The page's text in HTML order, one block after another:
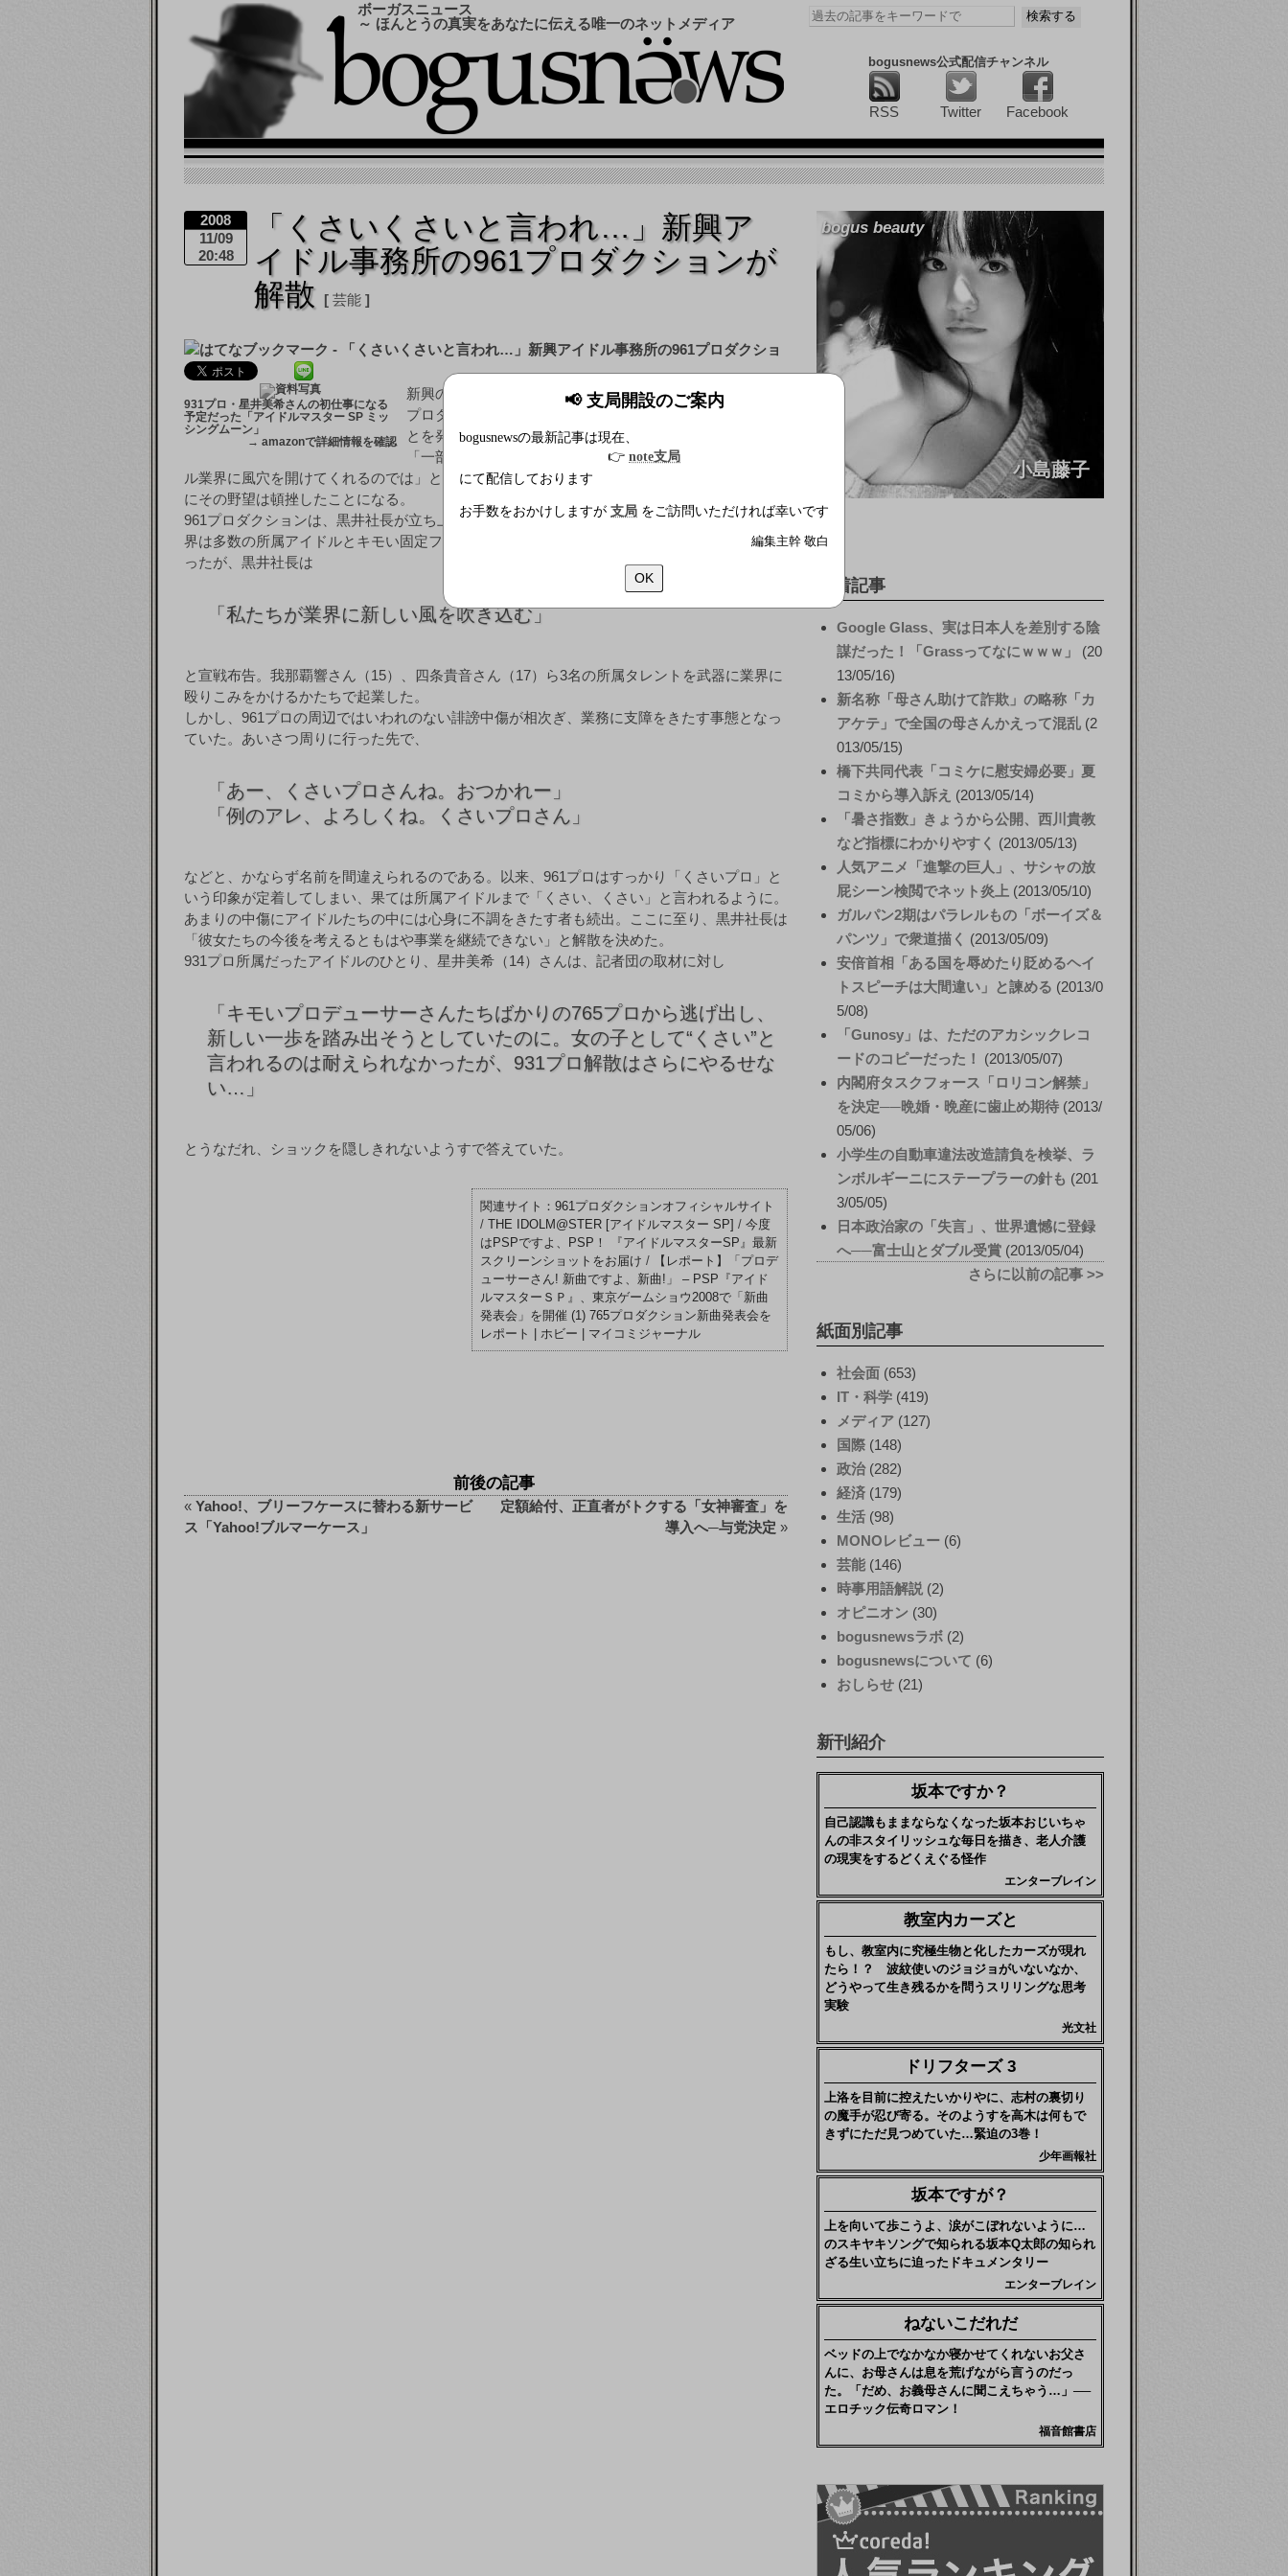
📢 支局開設のご案内
bogusnewsの最新記事は現在、
👉 note支局
にて配信しております
お手数をおかけしますが 支局 をご訪問いただければ幸いです
編集主幹 敬白
OK
ボーガスニュース
～ ほんとうの真実をあなたに伝える唯一のネットメディア
bogusnews公式配信チャンネル
RSS Twitter Facebook
2008
11/09
20:48
「くさいくさいと言われ…」新興ア
イドル事務所の961プロダクションが
解散
芸能
931プロ・星井美希さんの初仕事になる
予定だった「アイドルマスター SP ミッ
シングムーン」
→ amazonで詳細情報を確認
新興のアイドル事務所として動静が注目されていた「961
プロダクション」は9日、同日付で事業を停止し解散するこ
とを発表した。同社は今年に入って開業したばかりで、
「一部プロダクションによって独占されている女子アイド
ル業界に風穴を開けてくれるのでは」と期待されていたが、実質的な活動のほとんどないまま
にその野望は頓挫したことになる。
961プロダクションは、黒井社長が立ち上げた新進気鋭のアイドル事務所。女子アイドルの世
界は多数の所属アイドルとキモい固定ファンを擁する「765プロ」により事実上独占状態にあ
ったが、黒井社長は
「 私たちが業界に新しい風を吹き込む」
と宣戦布告。我那覇響さん（15）、四条貴音さん（17）ら3名の所属タレントを武器に業界に
殴りこみをかけるかたちで起業した。
しかし、961プロの周辺ではいわれのない誹謗中傷が相次ぎ、業務に支障をきたす事態となっ
ていた。あいさつ周りに行った先で、
「 あー、くさいプロさんね。おつかれー」
「 例のアレ、よろしくね。くさいプロさん」
などと、かならず名前を間違えられるのである。以来、961プロはすっかり「くさいプロ」と
いう印象が定着してしまい、果ては所属アイドルまで「くさい、くさい」と言われるように。
あまりの中傷にアイドルたちの中には心身に不調をきたす者も続出。ここに至り、黒井社長は
「彼女たちの今後を考えるともはや事業を継続できない」と解散を決めた。
931プロ所属だったアイドルのひとり、星井美希（14）さんは、記者団の取材に対し
「 キモいプロデューサーさんたちばかりの765プロから逃げ出し、
新しい一歩を踏み出そうとしていたのに。女の子として“くさい”と
言われるのは耐えられなかったが、931プロ解散はさらにやるせな
い…」
とうなだれ、ショックを隠しきれないようすで答えていた。
961プロダクションオフィシャルサイト
/ THE IDOLM@STER [アイドルマスター SP] / 今度
はPSPですよ、PSP！ 『アイドルマスターSP』最新
スクリーンショットをお届け /
【レポート】「プロデ
ューサーさん! 新曲ですよ、新曲!」 – PSP『アイド
ルマスターＳＰ』、東京ゲームショウ2008で「新曲
発表会」を開催 (1) 765プロダクション新曲発表会を
レポート | ホビー | マイコミジャーナル
前後の記事
« Yahoo!、ブリーフケースに替わる新サービ
ス「Yahoo!ブルマーケース」
定額給付、正直者がトクする「女神審査」を
導入へ─与党決定 »
bogus beauty
小島藤子
新着記事
Google Glass、実は日本人を差別する陰
謀だった！「Grassってなにｗｗｗ」
20
13/05/16
新名称「母さん助けて詐欺」の略称「カ
アケテ」で全国の母さんかえって混乱 2
013/05/15
橋下共同代表「コミケに慰安婦必要」夏
コミから導入訴え
2013/05/14
「暑さ指数」きょうから公開、西川貴教
など指標にわかりやすく
2013/05/13
人気アニメ「進撃の巨人」、サシャの放
屁シーン検閲でネット炎上
2013/05/10
ガルパン2期はパラレルもの「ボーイズ＆
パンツ」で衆道描く
2013/05/09
安倍首相「ある国を辱めたり貶めるヘイ
トスピーチは大間違い」と諫める
2013/0
5/08
「Gunosy」は、ただのアカシックレコ
ードのコピーだった！
2013/05/07
内閣府タスクフォース「ロリコン解禁」
を決定──晩婚・晩産に歯止め期待 2013/
05/06
小学生の自動車違法改造請負を検挙、ラ
ンボルギーニにステープラーの針も
201
3/05/05
日本政治家の「失言」、世界遺憾に登録
へ──富士山とダブル受賞 2013/05/04
さらに以前の記事 >>
紙面別記事
社会面 (653)
IT・科学 (419)
メディア (127)
国際 (148)
政治(282)
経済 (179)
生活 (98)
MONOレビュー (6)
芸能 (146)
時事用語解説 (2)
オピニオン (30)
bogusnewsラボ (2)
bogusnewsについて (6)
おしらせ (21)
新刊紹介
坂本ですか？
自己認識もままならなくなった坂本おじいちゃ
んの非スタイリッシュな毎日を描き、老人介護
の現実をするどくえぐる怪作
エンターブレイン
教室内カーズと
もし、教室内に究極生物と化したカーズが現れ
たら！？ 波紋使いのジョジョがいないなか、
どうやって生き残るかを問うスリリングな思考
実験
光文社
ドリフターズ 3
上洛を目前に控えたいかりやに、志村の裏切り
の魔手が忍び寄る。そのようすを高木は何もで
きずにただ見つめていた…緊迫の3巻！
少年画報社
坂本ですが？
上を向いて歩こうよ、涙がこぼれないように…
のスキヤキソングで知られる坂本Q太郎の知られ
ざる生い立ちに迫ったドキュメンタリー
エンターブレイン
ねないこだれだ
ベッドの上でなかなか寝かせてくれないお父さ
んに、お母さんは息を荒げながら言うのだっ
た。「だめ、お義母さんに聞こえちゃう…」──
エロチック伝奇ロマン！
福音館書店